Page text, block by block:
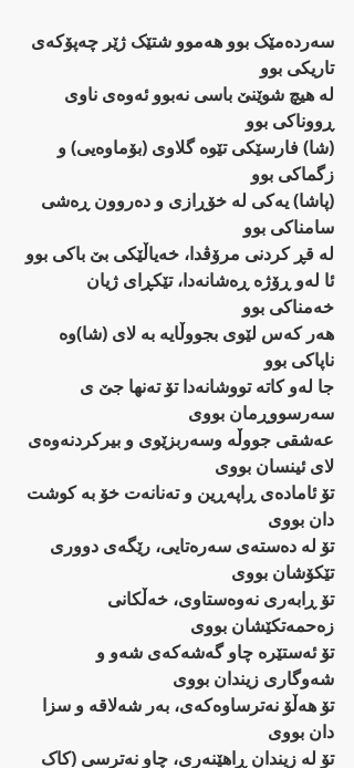
سەردەمێک بوو هەموو شتێک ژێر چەپۆکەی
تاریکی بوو
لە هیچ شوێنێ ‌باسی نەبوو ئەوەی ناوی
ڕووناکی بوو
(شا) فارسێکی تێوە گلاوی (بۆماوەیی) و
زگماکی بوو
(پاشا) یەکی لە خۆڕازی و دەروون ڕەشی
سامناکی بوو
لە قڕ کردنی مرۆڤدا، خەیاڵێکی بێ باکی بوو
ئا لەو ڕۆژە ڕەشانەدا، تێکڕای ژیان
خەمناکی بوو
هەر کەس لێوی بجووڵایە بە لای (شا)وە
ناپاکی بوو
جا لەو کاتە تووشانەدا تۆ تەنها جێ ی
سەرسووڕمان بووی
عەشقی جووڵە وسەربزێوی و بیرکردنەوەی
لای ئینسان بووی
تۆ ئامادەی ڕاپەڕین و تەنانەت خۆ بە کوشت
دان بووی
تۆ لە دەستەی سەرەتایی، رێگەی دووری
تێکۆشان بووی
تۆ ڕابەری نەوەستاوی، خەڵکانی
زەحمەتکێشان بووی
تۆ ئەستێرە چاو گەشەکەی شەو و
شەوگاری زیندان بووی
تۆ هەڵۆ نەترساوەکەی، بەر شەلاقە و سزا
دان بووی
تۆ لە زیندان ڕاهێنەری، چاو نەترسی (کاک